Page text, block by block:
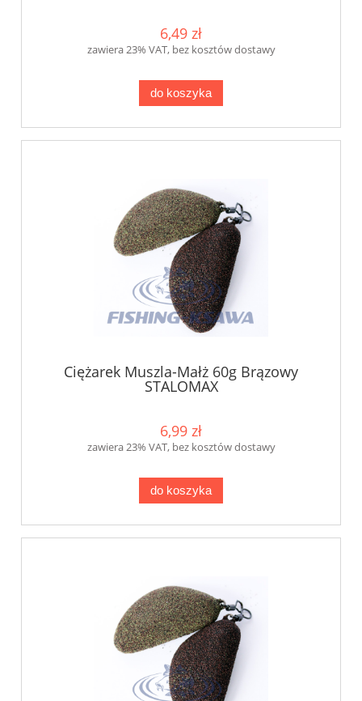
6,49 zł
zawiera 23% VAT, bez kosztów dostawy
do koszyka
Ciężarek Muszla-Małż 60g Brązowy
STALOMAX
6,99 zł
zawiera 23% VAT, bez kosztów dostawy
do koszyka